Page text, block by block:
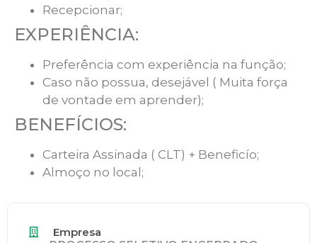
Recepcionar;
EXPERIÊNCIA:
Preferência com experiência na função;
Caso não possua, desejável ( Muita força
de vontade em aprender);
BENEFÍCIOS:
Carteira Assinada ( CLT) + Beneficío;
Almoço no local;
Empresa